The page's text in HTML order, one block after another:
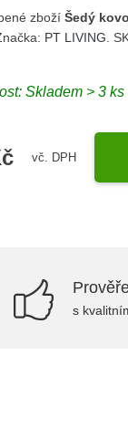
zbožíŠedý
PT LIVING .
Skladem > 3 ks
vč. DPH
s